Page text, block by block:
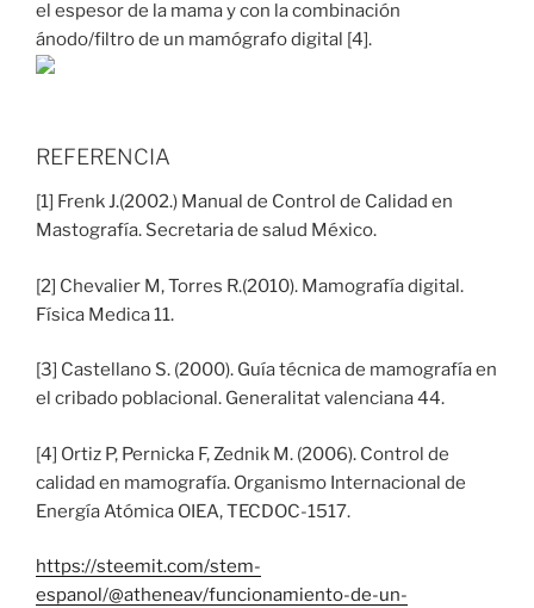
el espesor de la mama y con la combinación
ánodo/filtro de un mamógrafo digital [4].
REFERENCIA
[1] Frenk J.(2002.) Manual de Control de Calidad en
Mastografía. Secretaria de salud México.
[2] Chevalier M, Torres R.(2010). Mamografía digital.
Física Medica 11.
[3] Castellano S. (2000). Guía técnica de mamografía en
el cribado poblacional. Generalitat valenciana 44.
[4] Ortiz P, Pernicka F, Zednik M. (2006). Control de
calidad en mamografía. Organismo Internacional de
Energía Atómica OIEA, TECDOC-1517.
https://steemit.com/stem-
espanol/@atheneav/funcionamiento-de-un-